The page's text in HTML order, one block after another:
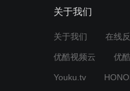
关于我们
关于我们 在线
优酷视频云 优
Youku.tv